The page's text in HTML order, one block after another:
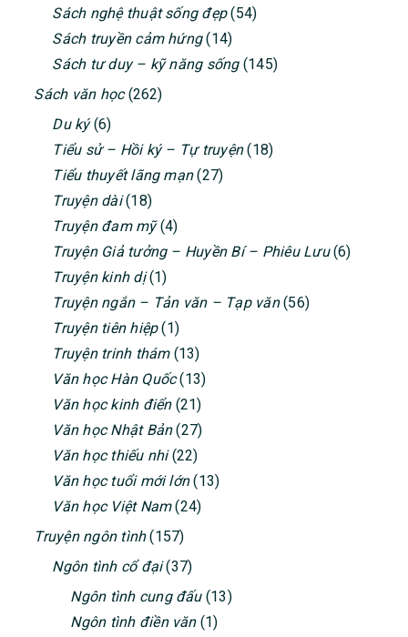
Sách nghệ thuật sống đẹp(54)
Sách truyền cảm hứng(14)
Sách tư duy – kỹ năng sống(145)
Sách văn học(262)
Du ký(6)
Tiểu sử – Hồi ký – Tự truyện(18)
Tiểu thuyết lãng mạn(27)
Truyện dài(18)
Truyện đam mỹ(4)
Truyện Giả tưởng – Huyền Bí – Phiêu Lưu(6)
Truyện kinh dị(1)
Truyện ngắn – Tản văn – Tạp văn(56)
Truyện tiên hiệp(1)
Truyện trinh thám(13)
Văn học Hàn Quốc(13)
Văn học kinh điển(21)
Văn học Nhật Bản(27)
Văn học thiếu nhi(22)
Văn học tuổi mới lớn(13)
Văn học Việt Nam(24)
Truyện ngôn tình(157)
Ngôn tình cổ đại(37)
Ngôn tình cung đấu(13)
Ngôn tình điền văn(1)